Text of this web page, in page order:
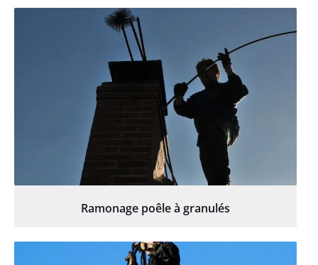
Ramonage poêle à granulés